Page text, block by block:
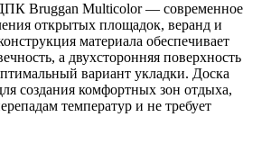
ДПК Bruggan Multicolor — современное
открытых площадок, веранд и
материала обеспечивает
а двухсторонняя поверхность
вариант укладки. Доска
создания комфортных зон отдыха,
температур и не требует